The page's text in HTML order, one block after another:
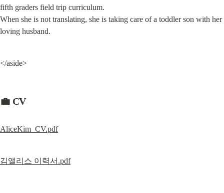
fifth graders field trip curriculum.
When she is not translating, she is taking care of a toddler son with her
loving husband.
</aside>
💼 CV
AliceKim_CV.pdf
김앨리스 이력서.pdf